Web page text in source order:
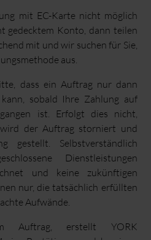
mit EC-Karte nicht möglich
gedecktem Konto, dann teilen
mit und wir suchen für Sie,
aus.
dass ein Auftrag nur dann
sobald Ihre Zahlung auf
ist. Erfolgt dies nicht,
der Auftrag storniert und
gestellt. Selbstverständlich
Dienstleistungen
und keine zukünftigen
nur, die tatsächlich erfüllten
Aufwände.
Auftrag, erstellt YORK